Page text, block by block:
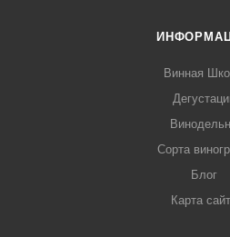
Винная
Сорта
Блог
Карта